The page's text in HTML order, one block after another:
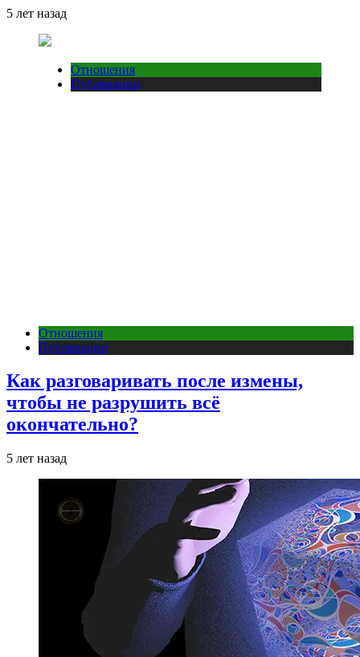
5 лет назад
Отношения
Публикации
Отношения
Публикации
Как разговаривать после измены,
чтобы не разрушить всё
окончательно?
5 лет назад